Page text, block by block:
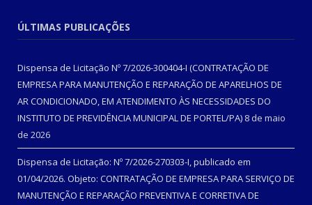
ÚLTIMAS PUBLICAÇÕES
Dispensa de Licitação Nº 7/2026-300404-I (CONTRATAÇÃO DE
EMPRESA PARA MANUTENÇÃO E REPARAÇÃO DE APARELHOS DE
AR CONDICIONADO, EM ATENDIMENTO ÀS NECESSIDADES DO
INSTITUTO DE PREVIDÊNCIA MUNICIPAL DE PORTEL/PA) 8 de maio
de 2026
Dispensa de Licitação: Nº 7/2026-270303-I, publicado em
01/04/2026. Objeto: CONTRATAÇÃO DE EMPRESA PARA SERVIÇO DE
MANUTENÇÃO E REPARAÇÃO PREVENTIVA E CORRETIVA DE